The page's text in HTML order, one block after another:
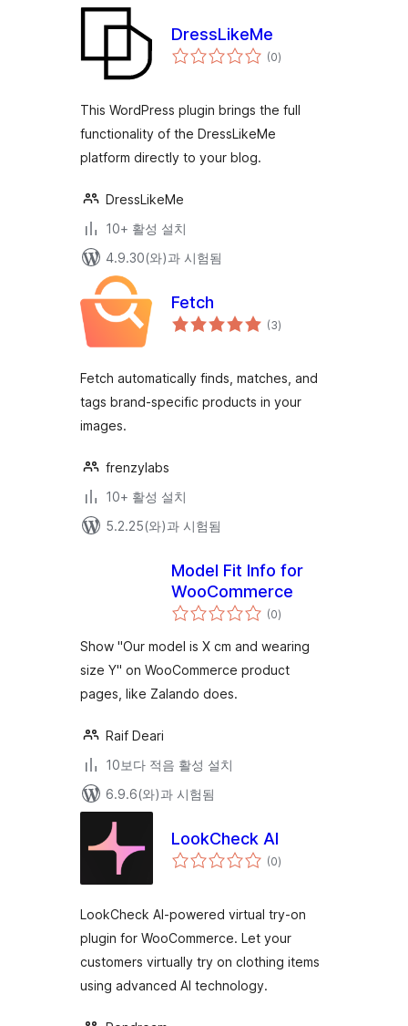
DressLikeMe
(0전
체)
This WordPress plugin brings the full
functionality of the DressLikeMe
platform directly to your blog.
DressLikeMe
10+ 활성 설치
4.9.30(와)과 시험됨
Fetch
(3전
체)
Fetch automatically finds, matches, and
tags brand-specific products in your
images.
frenzylabs
10+ 활성 설치
5.2.25(와)과 시험됨
Model Fit Info for
WooCommerce
(0전
체
점
)
Show "Our model is X cm and wearing
size Y" on WooCommerce product
pages, like Zalando does.
Raif Deari
10보다 적음 활성 설치
6.9.6(와)과 시험됨
LookCheck AI
(0전
체)
LookCheck AI-powered virtual try-on
plugin for WooCommerce. Let your
customers virtually try on clothing items
using advanced AI technology.